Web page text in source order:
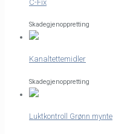
C-Fix
Skadegjenoppretting
Kanaltettemidler
Skadegjenoppretting
Luktkontroll Grønn mynte